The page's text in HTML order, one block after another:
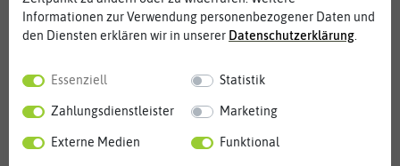
Sonnenblumen und Rosen wohl. Unglaublich ist die
Sortenvielfalt der prächtigen Sommerblumen.
Informationen zur Verwendung personenbezogener Daten und
den Diensten erklären wir in unserer Daten­schutz­erklärung
Essenziell Statistik
Zahlungsdienstleister Marketing
Externe Medien Funktional